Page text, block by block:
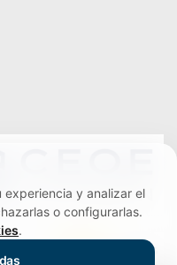
experiencia y analizar el
o configurarlas.
.